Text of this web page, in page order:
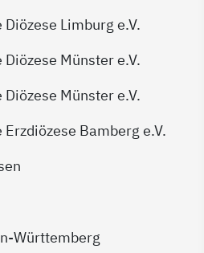
Limburg e.V.
Münster e.V.
Münster e.V.
Bamberg e.V.
Württemberg